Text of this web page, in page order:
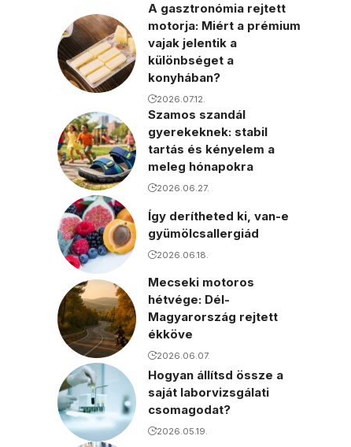
A gasztronómia rejtett
motorja: Miért a prémium
vajak jelentik a
különbséget a
konyhában?
2026.07.12.
Szamos szandál
gyerekeknek: stabil
tartás és kényelem a
meleg hónapokra
2026.06.27.
Így derítheted ki, van-e
gyümölcsallergiád
2026.06.18.
Mecseki motoros
hétvége: Dél-
Magyarország rejtett
ékköve
2026.06.07.
Hogyan állítsd össze a
saját laborvizsgálati
csomagodat?
2026.05.19.